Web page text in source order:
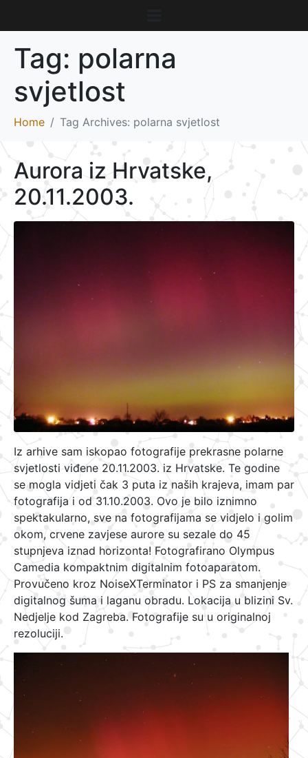
Tag: polarna
svjetlost
Home Tag Archives: polarna svjetlost
Aurora iz Hrvatske,
20.11.2003.
Iz arhive sam iskopao fotografije prekrasne polarne
svjetlosti viđene 20.11.2003. iz Hrvatske. Te godine
se mogla vidjeti čak 3 puta iz naših krajeva, imam par
fotografija i od 31.10.2003. Ovo je bilo iznimno
spektakularno, sve na fotografijama se vidjelo i golim
okom, crvene zavjese aurore su sezale do 45
stupnjeva iznad horizonta! Fotografirano Olympus
Camedia kompaktnim digitalnim fotoaparatom.
Provučeno kroz NoiseXTerminator i PS za smanjenje
digitalnog šuma i laganu obradu. Lokacija u blizini Sv.
Nedjelje kod Zagreba. Fotografije su u originalnoj
rezoluciji.